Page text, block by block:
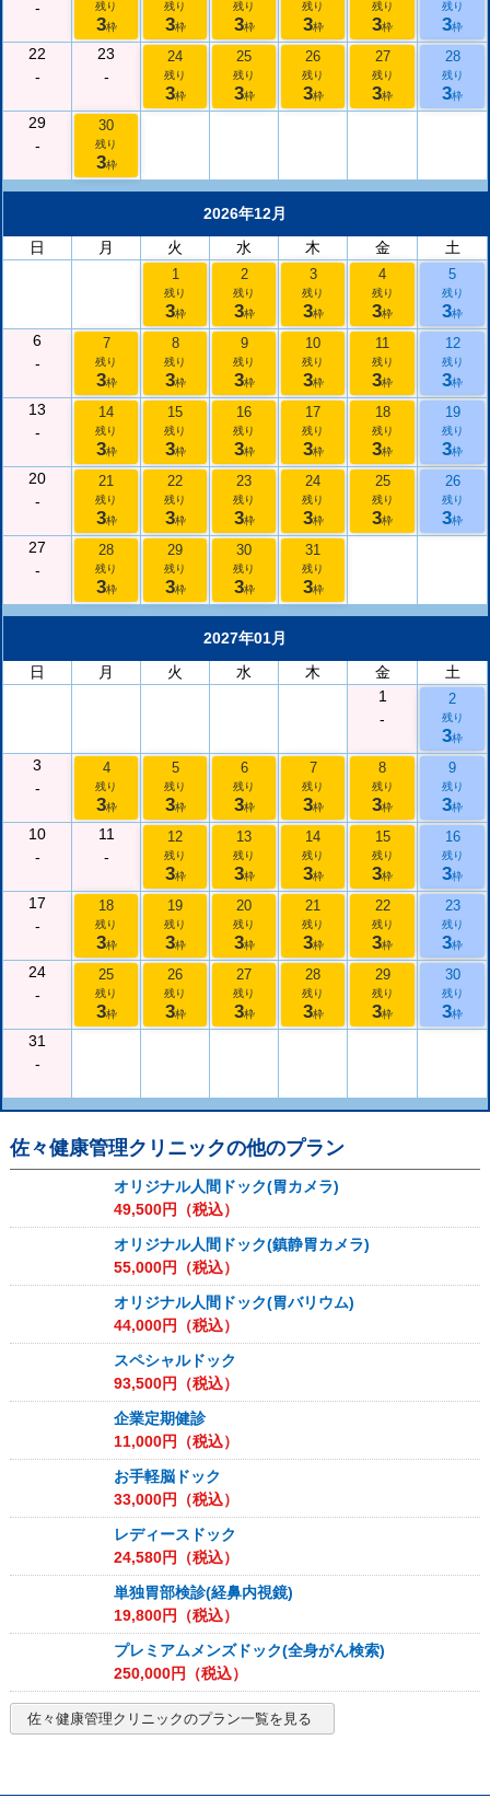
- 残り
3枠
残り
3枠
残り
3枠
残り
3枠
残り
3枠
残り
3枠
22
-
23
-
24
残り
3枠
25
残り
3枠
26
残り
3枠
27
残り
3枠
28
残り
3枠
29
-
30
残り
3枠
2026年12月
日
月 火 水 木 金 土
1
残り
3枠
2
残り
3枠
3
残り
3枠
4
残り
3枠
5
残り
3枠
6
-
7
残り
3枠
8
残り
3枠
9
残り
3枠
10
残り
3枠
11
残り
3枠
12
残り
3枠
13
-
14
残り
3枠
15
残り
3枠
16
残り
3枠
17
残り
3枠
18
残り
3枠
19
残り
3枠
20
-
21
残り
3枠
22
残り
3枠
23
残り
3枠
24
残り
3枠
25
残り
3枠
26
残り
3枠
27
-
28
残り
3枠
29
残り
3枠
30
残り
3枠
31
残り
3枠
2027年01月
日
月 火 水 木 金
土
1
-
2
残り
3枠
3
-
4
残り
3枠
5
残り
3枠
6
残り
3枠
7
残り
3枠
8
残り
3枠
9
残り
3枠
10
-
11
-
12
残り
3枠
13
残り
3枠
14
残り
3枠
15
残り
3枠
16
残り
3枠
17
-
18
残り
3枠
19
残り
3枠
20
残り
3枠
21
残り
3枠
22
残り
3枠
23
残り
3枠
24
-
25
残り
3枠
26
残り
3枠
27
残り
3枠
28
残り
3枠
29
残り
3枠
30
残り
3枠
31
-
佐々健康管理クリニックの他のプラン
オリジナル人間ドック(胃カメラ)
49,500円（税込）
オリジナル人間ドック(鎮静胃カメラ)
55,000円（税込）
オリジナル人間ドック(胃バリウム)
44,000円（税込）
スペシャルドック
93,500円（税込）
企業定期健診
11,000円（税込）
お手軽脳ドック
33,000円（税込）
レディースドック
24,580円（税込）
単独胃部検診(経鼻内視鏡)
19,800円（税込）
プレミアムメンズドック(全身がん検索)
250,000円（税込）
佐々健康管理クリニックのプラン一覧を見る